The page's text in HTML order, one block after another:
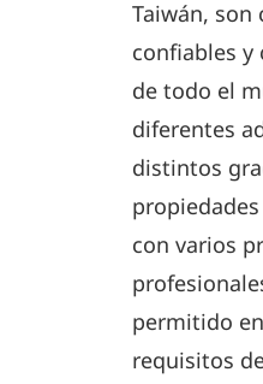
Taiwán, son
confiables y
de todo el
diferentes
distintos
con varios
permitido
requisitos